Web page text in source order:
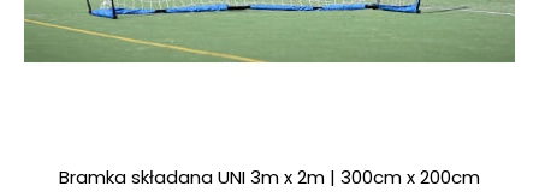
Bramka składana UNI 3m x 2m | 300cm x 200cm